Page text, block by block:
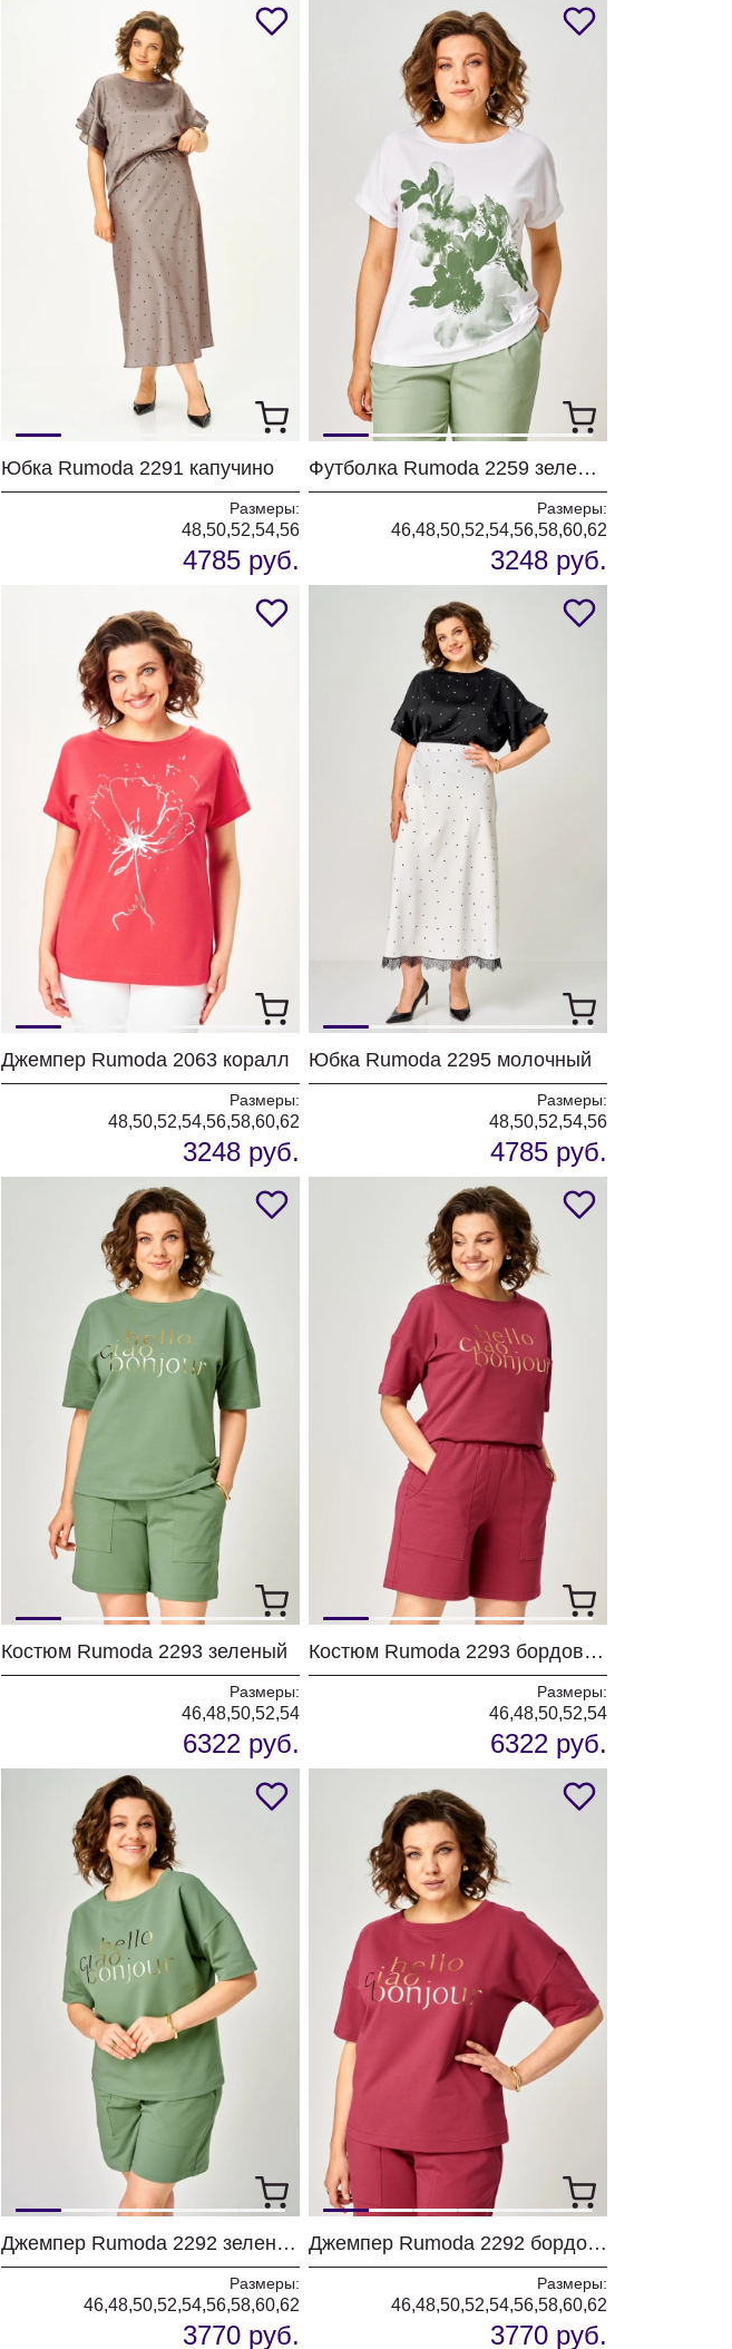
Юбка Rumoda 2291 капучино
Размеры:
48,50,52,54,56
4785 руб.
Футболка Rumoda 2259 зеленый + белый
Размеры:
46,48,50,52,54,56,58,60,62
3248 руб.
Джемпер Rumoda 2063 коралл
Размеры:
48,50,52,54,56,58,60,62
3248 руб.
Юбка Rumoda 2295 молочный
Размеры:
48,50,52,54,56
4785 руб.
Костюм Rumoda 2293 зеленый
Размеры:
46,48,50,52,54
6322 руб.
Костюм Rumoda 2293 бордовый
Размеры:
46,48,50,52,54
6322 руб.
Джемпер Rumoda 2292 зеленый
Размеры:
46,48,50,52,54,56,58,60,62
3770 руб.
Джемпер Rumoda 2292 бордовый
Размеры:
46,48,50,52,54,56,58,60,62
3770 руб.